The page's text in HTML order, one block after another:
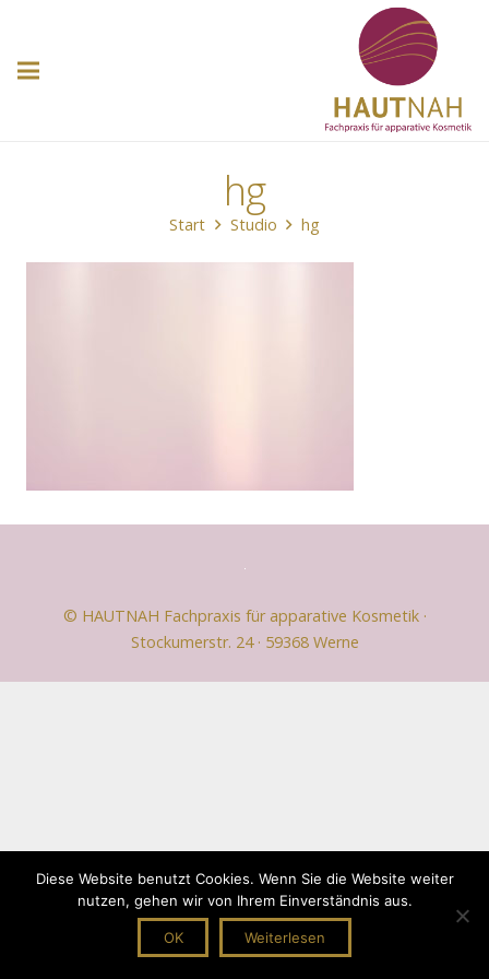
hg
Start Studio hg
© HAUTNAH Fachpraxis für apparative Kosmetik ·
Stockumerstr. 24 · 59368 Werne
Diese Website benutzt Cookies. Wenn Sie die Website weiter
nutzen, gehen wir von Ihrem Einverständnis aus.
OK Weiterlesen